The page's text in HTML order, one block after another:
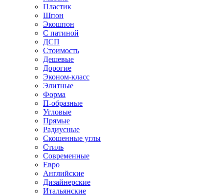
Пластик
Шпон
Экошпон
С патиной
ДСП
Стоимость
Дешевые
Дорогие
Эконом-класс
Элитные
Форма
П-образные
Угловые
Прямые
Радиусные
Скошенные углы
Стиль
Современные
Евро
Английские
Дизайнерские
Итальянские